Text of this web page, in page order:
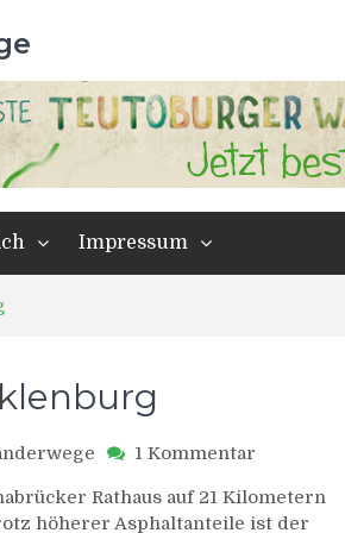
Impressum
1 Kommentar
von
Osnabrück
Rathaus auf 21 Kilometern
höherer Asphaltanteile ist der